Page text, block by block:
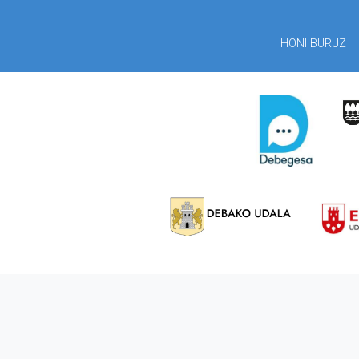
HONI BURUZ